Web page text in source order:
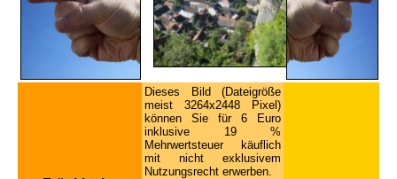
Dieses Bild (Dateigröße
meist 3264x2448 Pixel)
können Sie für 6 Euro
inklusive 19 %
Mehrwertsteuer käuflich
mit nicht exklusivem
Nutzungsrecht erwerben.